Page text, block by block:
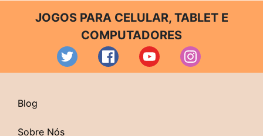
JOGOS PARA CELULAR, TABLET E
COMPUTADORES
Blog
Sobre Nós